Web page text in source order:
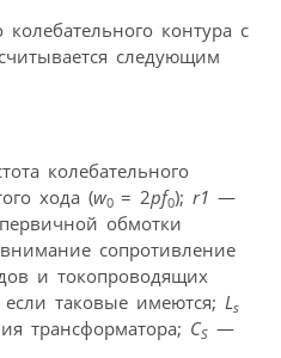
колебательного контура с
следующим
колебательного
хода (w0 = 2pf0); r1 —
обмотки
сопротивление
и токопроводящих
таковые имеются; Ls
трансформатора; CS —